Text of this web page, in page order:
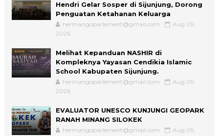
Hendri Gelar Sosper di Sijunjung, Dorong
Penguatan Ketahanan Keluarga
hermangoparlement@gmail.com
Aug 09,
2026
Melihat Kepanduan NASHIR di
Kompleknya Yayasan Cendikia Islamic
School Kabupaten Sijunjung.
hermangoparlement@gmail.com
Aug 09,
2026
EVALUATOR UNESCO KUNJUNGI GEOPARK
RANAH MINANG SILOKEK
hermangoparlement@gmail.com
Aug 09,